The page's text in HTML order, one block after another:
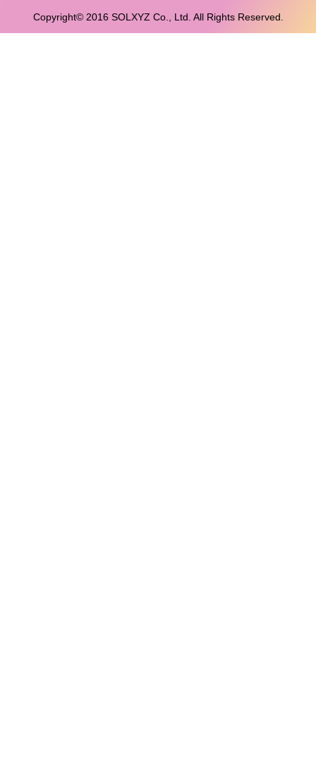
Copyright© 2016 SOLXYZ Co., Ltd. All Rights Reserved.